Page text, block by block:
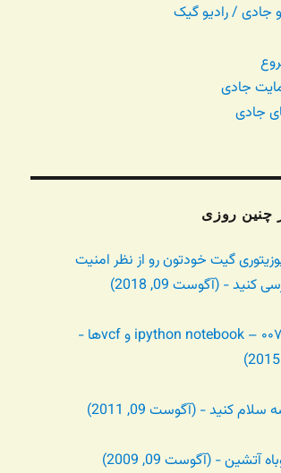
جادی / رادیو گیک
جادی
جادی
چنین روزی
گیت خودتون رو از نظر امنیت
- (آگوست 09, 2018)
جادی تی وی ۰۰۷ – ipython notebook و vcfها -
کنید - (آگوست 09, 2011)
آتشین - (آگوست 09, 2009)